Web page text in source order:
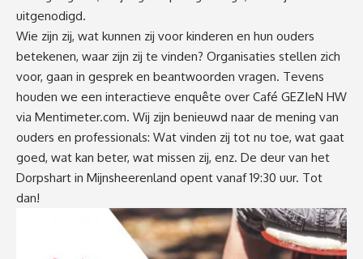
uitgenodigd.
Wie zijn zij, wat kunnen zij voor kinderen en hun ouders
betekenen, waar zijn zij te vinden? Organisaties stellen zich
voor, gaan in gesprek en beantwoorden vragen. Tevens
houden we een interactieve enquête over Café GEZIeN HW
via Mentimeter.com. Wij zijn benieuwd naar de mening van
ouders en professionals: Wat vinden zij tot nu toe, wat gaat
goed, wat kan beter, wat missen zij, enz. De deur van het
Dorpshart in Mijnsheerenland opent vanaf 19:30 uur. Tot
dan!